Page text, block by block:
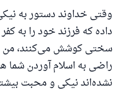
وقتی خداوند دستور به
داده که فرزند خود را به
سختی کوشش می‌کنند، من
راضی به اسلام آوردن شما
نشده‌اند نیکی و محبت